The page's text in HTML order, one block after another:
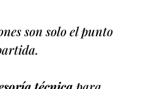
son solo el punto